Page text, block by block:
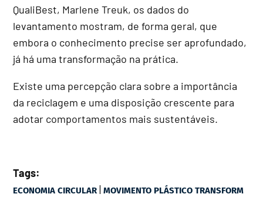
QualiBest, Marlene Treuk, os dados do
levantamento mostram, de forma geral, que
embora o conhecimento precise ser aprofundado,
já há uma transformação na prática.
Existe uma percepção clara sobre a importância
da reciclagem e uma disposição crescente para
adotar comportamentos mais sustentáveis.
Tags:
ECONOMIA CIRCULAR |MOVIMENTO PLÁSTICO TRANSFORM